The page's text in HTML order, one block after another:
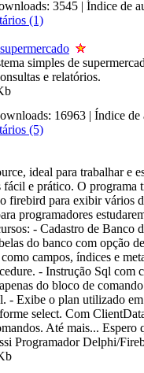
3545 | Índice de
(1)
simples de
e relatórios.
16963 | Índice de
(5)
ideal para trabalhar e
e prático. O programa
firebird para exibir vários
programadores
- Cadastro de Banco
do banco com opção
campos, índices e
- Instrução Sql com
do bloco de
- Exibe o plan utilizado
select. Com
Até mais...
Programador Delphi/